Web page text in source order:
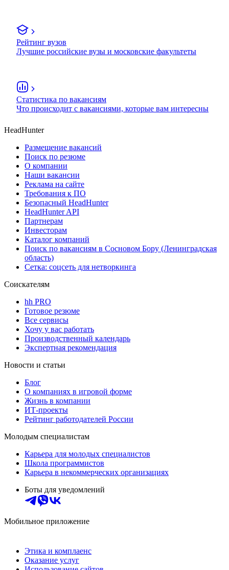
Рейтинг вузов
Лучшие российские вузы и московские факультеты
Статистика по вакансиям
Что происходит с вакансиями, которые вам интересны
HeadHunter
Размещение вакансий
Поиск по резюме
О компании
Наши вакансии
Реклама на сайте
Требования к ПО
Безопасный HeadHunter
HeadHunter API
Партнерам
Инвесторам
Каталог компаний
Поиск по вакансиям в Сосновом Бору (Ленинградская
область)
Сетка: соцсеть для нетворкинга
Соискателям
hh PRO
Готовое резюме
Все сервисы
Хочу у вас работать
Производственный календарь
Экспертная рекомендация
Новости и статьи
Блог
О компаниях в игровой форме
Жизнь в компании
ИТ-проекты
Рейтинг работодателей России
Молодым специалистам
Карьера для молодых специалистов
Школа программистов
Карьера в некоммерческих организациях
Боты для уведомлений
Мобильное приложение
Этика и комплаенс
Оказание услуг